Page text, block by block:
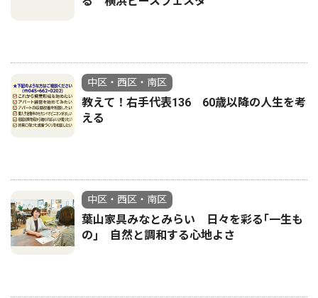
中区・西区・南区
教えて！右手代表136 60歳以降の人生を考
える
中区・西区・南区
葉山家具みなとみらい 日々を彩る｢一生も
の｣ 自然と調和する心地よさ